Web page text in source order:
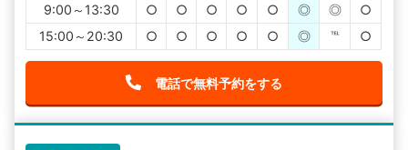
9:00～13:30
○ ○ ○ ○ ○ ◎ ◎
○
15:00～20:30
○ ○ ○ ○ ○ ◎ ℡ ○
電話で無料予約をする